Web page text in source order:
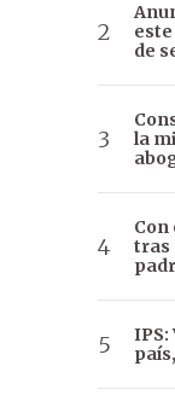
de
la
Con
tras